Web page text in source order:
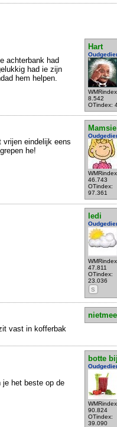
Hart
8.542
OTindex:
achterbank had
had ie zijn
hem helpen.
Mamsie
46.743
OTindex:
97.361
vrijen eindelijk eens
he!
ledi
47.811
OTindex:
23.036
S
vast in kofferbak
botte
90.824
OTindex:
39.090
je het beste op de